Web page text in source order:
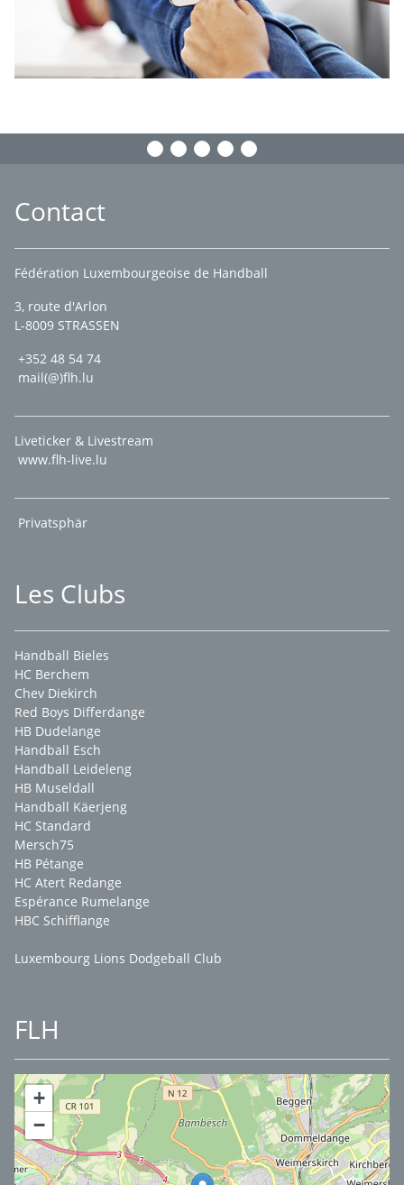
Contact
Fédération Luxembourgeoise de Handball
3, route d'Arlon
L-8009 STRASSEN
+352 48 54 74
mail(@)flh.lu
Liveticker & Livestream
www.flh-live.lu
Privatsphär
Les Clubs
Handball Bieles
HC Berchem
Chev Diekirch
Red Boys Differdange
HB Dudelange
Handball Esch
Handball Leideleng
HB Museldall
Handball Käerjeng
HC Standard
Mersch75
HB Pétange
HC Atert Redange
Espérance Rumelange
HBC Schifflange
Luxembourg Lions Dodgeball Club
FLH
+
−